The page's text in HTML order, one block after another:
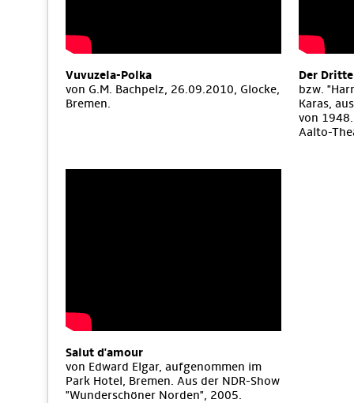
Vuvuzela-Polka
von G.M. Bachpelz, 26.09.2010, Glocke,
Bremen.
Der
bzw.
Karas,
von
Aalto-
Salut d'amour
von Edward Elgar, aufgenommen im
Park Hotel, Bremen. Aus der NDR-Show
"Wunderschöner Norden", 2005.